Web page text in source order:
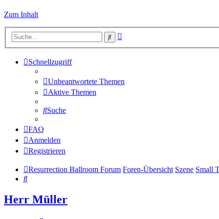
Zum Inhalt
Suche
Schnellzugriff
Unbeantwortete Themen
Aktive Themen
Suche
FAQ
Anmelden
Registrieren
Resurrection Ballroom Forum Foren-Übersicht Szene Small
Suche
Herr Müller